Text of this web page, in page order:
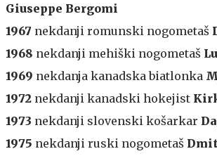
Giuseppe Bergomi
1967 nekdanji romunski nogometaš
1968 nekdanji mehiški nogometaš
1969 nekdanja kanadska biatlonka
1972 nekdanji kanadski hokejist
1973 nekdanji slovenski košarkar
1975 nekdanji ruski nogometaš